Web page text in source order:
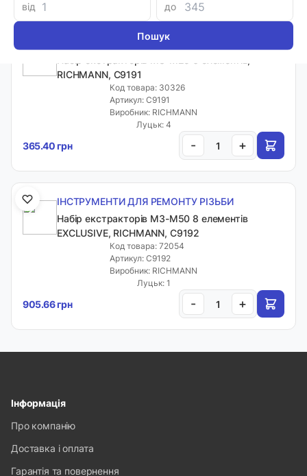
від до
ІНСТРУМЕНТИ ДЛЯ РЕМОНТУ РІЗЬБИ
RICHMANN, C9191
Код товара: 30326
Артикул: C9191
Виробник: RICHMANN
Луцьк: 4
365.40 грн - +
ІНСТРУМЕНТИ ДЛЯ РЕМОНТУ РІЗЬБИ
Набір екстракторів М3-М50 8 елементів
EXCLUSIVE, RICHMANN, C9192
Код товара: 72054
Артикул: C9192
Виробник: RICHMANN
Луцьк: 1
905.66 грн - +
Інформація
Про компанію
Доставка і оплата
Гарантія та повернення